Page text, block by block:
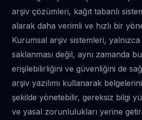
arşiv çözümleri, kağıt tabanlı
alarak daha verimli ve hızlı bir
Kurumsal arşiv sistemleri,
saklanması değil, aynı zamanda
erişilebilirliğini ve güvenliğini de
arşiv yazılımı kullanarak
şekilde yönetebilir, gereksiz bilgi
ve yasal zorunlulukları yerine